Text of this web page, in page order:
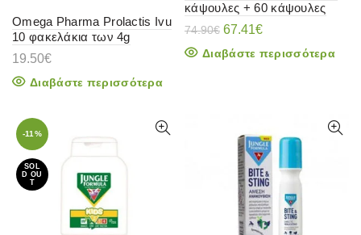
Omega Pharma Prolactis Ivu
10 φακελάκια των 4g
19.50€
Διαβάστε περισσότερα
κάψουλες + 60 κάψουλες
74.90€ Original
was:
67.41€Η
τιμή
Διαβάστε περισσότερα
-11%
SOL
D OU
T